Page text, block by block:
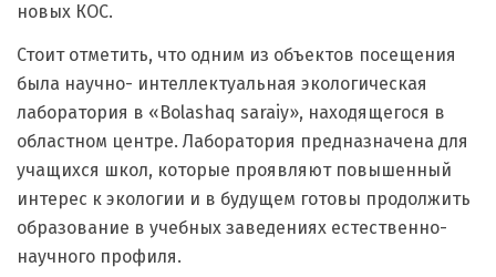
новых КОС.
Стоит отметить, что одним из объектов посещения
была научно- интеллектуальная экологическая
лаборатория в «Воlаshаq saraiy», находящегося в
областном центре. Лаборатория предназначена для
учащихся школ, которые проявляют повышенный
интерес к экологии и в будущем готовы продолжить
образование в учебных заведениях естественно-
научного профиля.